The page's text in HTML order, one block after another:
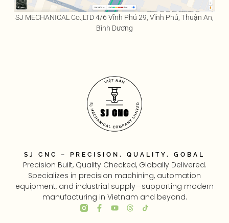
SJ CNC – PRECISION, QUALITY, GOBAL
Precision Built, Quality Checked, Globally Delivered.
Specializes in precision machining, automation
equipment, and industrial supply—supporting modern
manufacturing in Vietnam and beyond.
SJ MECHANICAL Co.,LTD 4/6 Vĩnh Phú 29, Vĩnh Phú, Thuận An,
Bình Dương